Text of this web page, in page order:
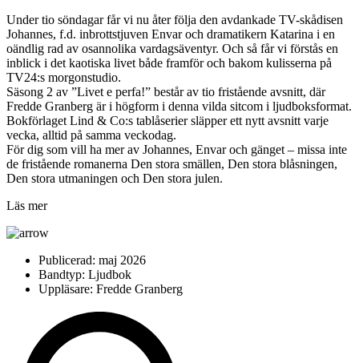
Under tio söndagar får vi nu åter följa den avdankade TV-skådisen
Johannes, f.d. inbrottstjuven Envar och dramatikern Katarina i en
oändlig rad av osannolika vardagsäventyr. Och så får vi förstås en
inblick i det kaotiska livet både framför och bakom kulisserna på
TV24:s morgonstudio.
Säsong 2 av ”Livet e perfa!” består av tio fristående avsnitt, där
Fredde Granberg är i högform i denna vilda sitcom i ljudboksformat.
Bokförlaget Lind & Co:s tablåserier släpper ett nytt avsnitt varje
vecka, alltid på samma veckodag.
För dig som vill ha mer av Johannes, Envar och gänget – missa inte
de fristående romanerna Den stora smällen, Den stora blåsningen,
Den stora utmaningen och Den stora julen.
Läs mer
Publicerad: maj 2026
Bandtyp: Ljudbok
Uppläsare: Fredde Granberg